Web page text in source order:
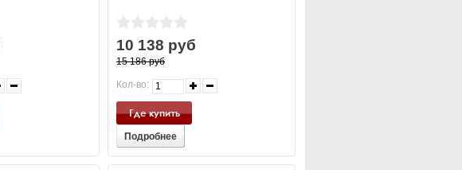
10 138 руб
15 186 руб
Кол-во:
Где купить
Подробнее